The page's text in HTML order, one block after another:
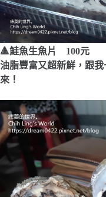
🔺鮭魚生魚片 100元
油脂豐富又超新鮮，跟
來！